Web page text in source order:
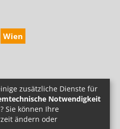
Wien
zusätzliche Dienste für
Notwendigkeit
Sie können Ihre
ändern oder